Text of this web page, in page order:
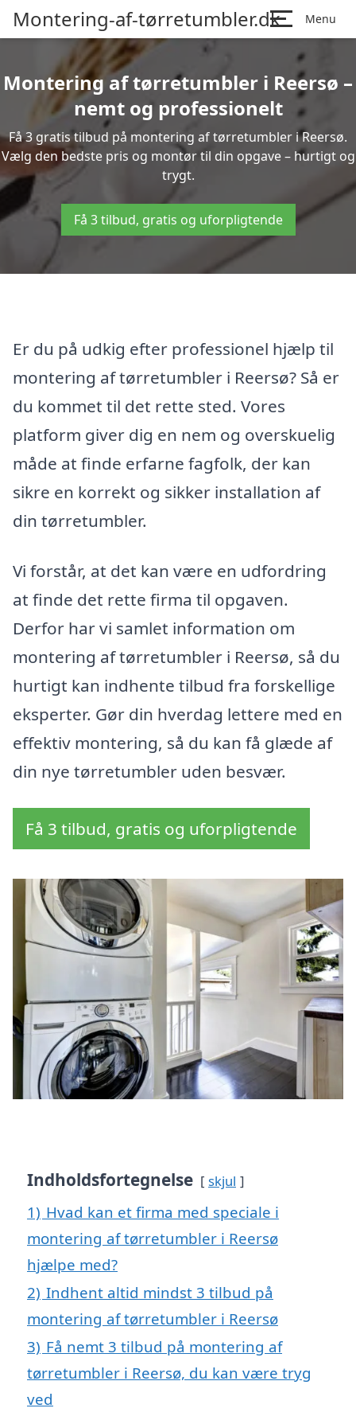
Montering-af-tørretumbler.dk Menu
Montering af tørretumbler i Reersø –
nemt og professionelt
Få 3 gratis tilbud på montering af tørretumbler i Reersø.
Vælg den bedste pris og montør til din opgave – hurtigt og
trygt.
Få 3 tilbud, gratis og uforpligtende
Er du på udkig efter professionel hjælp til
montering af tørretumbler i Reersø? Så er
du kommet til det rette sted. Vores
platform giver dig en nem og overskuelig
måde at finde erfarne fagfolk, der kan
sikre en korrekt og sikker installation af
din tørretumbler.
Vi forstår, at det kan være en udfordring
at finde det rette firma til opgaven.
Derfor har vi samlet information om
montering af tørretumbler i Reersø, så du
hurtigt kan indhente tilbud fra forskellige
eksperter. Gør din hverdag lettere med en
effektiv montering, så du kan få glæde af
din nye tørretumbler uden besvær.
Få 3 tilbud, gratis og uforpligtende
Indholdsfortegnelse skjul
1) Hvad kan et firma med speciale i
montering af tørretumbler i Reersø
hjælpe med?
2) Indhent altid mindst 3 tilbud på
montering af tørretumbler i Reersø
3) Få nemt 3 tilbud på montering af
tørretumbler i Reersø, du kan være tryg
ved